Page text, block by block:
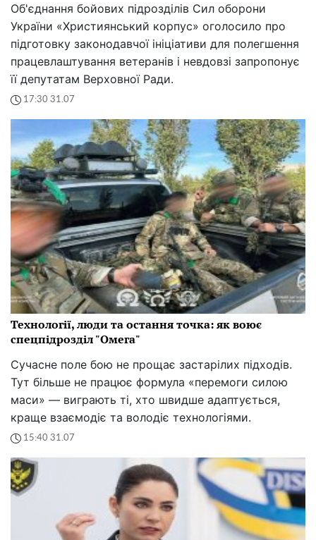
Об'єднання бойових підрозділів Сил оборони
України «Християнський корпус» оголосило про
підготовку законодавчої ініціативи для полегшення
працевлаштування ветеранів і невдовзі запропонує
її депутатам Верховної Ради.
17:30 31.07
Технології, люди та остання точка: як воює
спецпідрозділ "Омега"
Сучасне поле бою не прощає застарілих підходів.
Тут більше не працює формула «перемоги силою
маси» — виграють ті, хто швидше адаптується,
краще взаємодіє та володіє технологіями.
15:40 31.07